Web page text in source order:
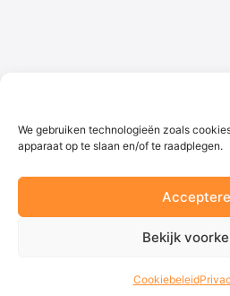
We gebruiken technologieën zoals
apparaat op te slaan en/of te raadplegen.
Bekijk
Cookiebeleid